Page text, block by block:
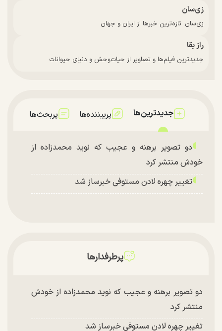
زی‌سان
زی‌سان: تازه‌ترین خبرها از ایران و جهان
راز بقا
جدیدترین فیلم‌ها و تصاویر از حیات‌وحش و دنیای حیوانات
جدیدترین‌ها پربیننده‌ها پربحث‌ها
دو تصویر برهنه و عجیب که نوید محمدزاده از
خودش منتشر کرد
تغییر چهره لادن مستوفی خبرساز شد
پرطرفدارها
دو تصویر برهنه و عجیب که نوید محمدزاده از خودش
منتشر کرد
تغییر چهره لادن مستوفی خبرساز شد